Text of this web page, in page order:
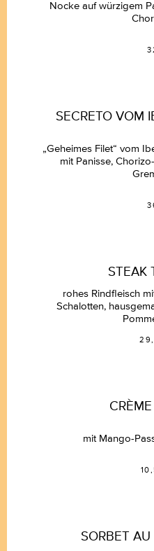
Nocke auf würzigem
SECRETO VOM
„Geheimes Filet“ vom
mit Panisse,
STEAK
rohes Rindfleisch
Schalotten,
mit Mango-
SORBET